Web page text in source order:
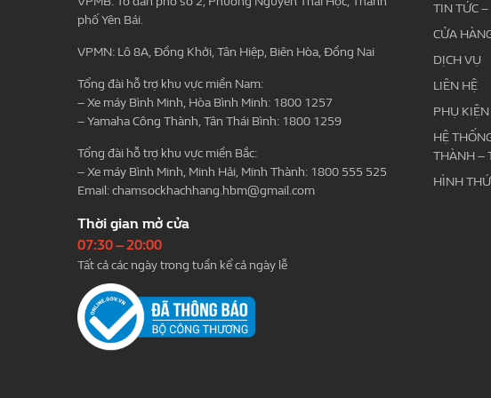
phố Yên Bái.
VPMN: Lô 8A, Đồng Khởi, Tân Hiệp, Biên Hòa, Đồng Nai
Tổng đài hỗ trợ khu vực miền Nam:
– Xe máy Bình Minh, Hòa Bình Minh: 1800 1257
– Yamaha Công Thành, Tân Thái Bình: 1800 1259
Tổng đài hỗ trợ khu vực miền Bắc:
– Xe máy Bình Minh, Minh Hải, Minh Thành: 1800 555 525
Email:chamsockhachhang.hbm@gmail.com
Thời gian mở cửa
07:30 – 20:00
Tất cả các ngày trong tuần kể cả ngày lễ
TIN TỨC
CỬA
DỊCH VỤ
LIÊN HỆ
PHỤ KIỆN
HỆ
THÀNH –
HÌNH